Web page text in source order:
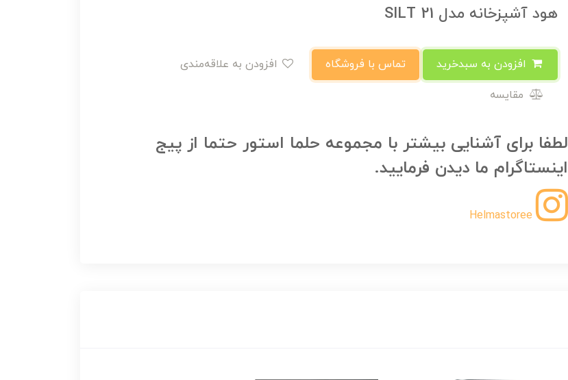
هود آشپزخانه مدل SILT 21
تماس با فروشگاه
مقایسه
لطفا برای آشنایی بیشتر با مجموعه حلما استور حتما از پیج
اینستاگرام ما دیدن فرمایید.
Helmastoree